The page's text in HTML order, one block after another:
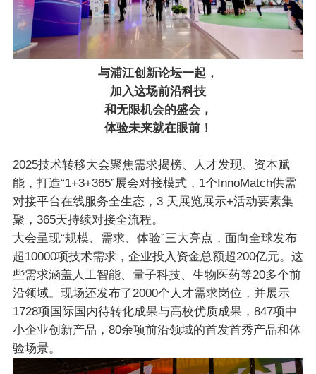
与浦江创新论坛一起，
加入这场前沿科技
和无限机会的盛会，
体验未来就在眼前！
2025技术转移大会聚焦需求揭榜、人才发现、资本赋
能，打造“1+3+365”展会对接模式，1个InnoMatch供需
对接平台在线服务全生态，3 天展览展示+活动要素集
聚，365天持续对接全流程。
大会呈现“规模、需求、体验”三大亮点，面向全球发布
超10000项技术需求，企业投入资金总额超200亿元。这
些需求涵盖人工智能、量子科技、生物医药等20多个前
沿领域。现场还发布了2000个人才需求岗位，并展示
1728项国际国内待转化成果与高校优质成果，847项中
小企业创新产品，80余项前沿领域的首发首秀产品和体
验场景。